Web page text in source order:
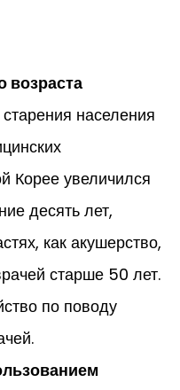
возраста
населения
Корее увеличился
десять лет,
как акушерство,
старше 50 лет.
по поводу